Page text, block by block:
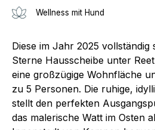
Wellness mit Hund
Diese im Jahr 2025 vollständig
Sterne Hausscheibe unter
eine großzügige Wohnfläche
zu 5 Personen. Die ruhige,
stellt den perfekten
das malerische Watt im Osten